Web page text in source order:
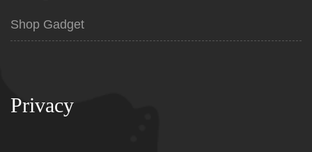
Shop Gadget
Privacy